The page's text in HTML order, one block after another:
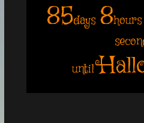
85days 8hours
until